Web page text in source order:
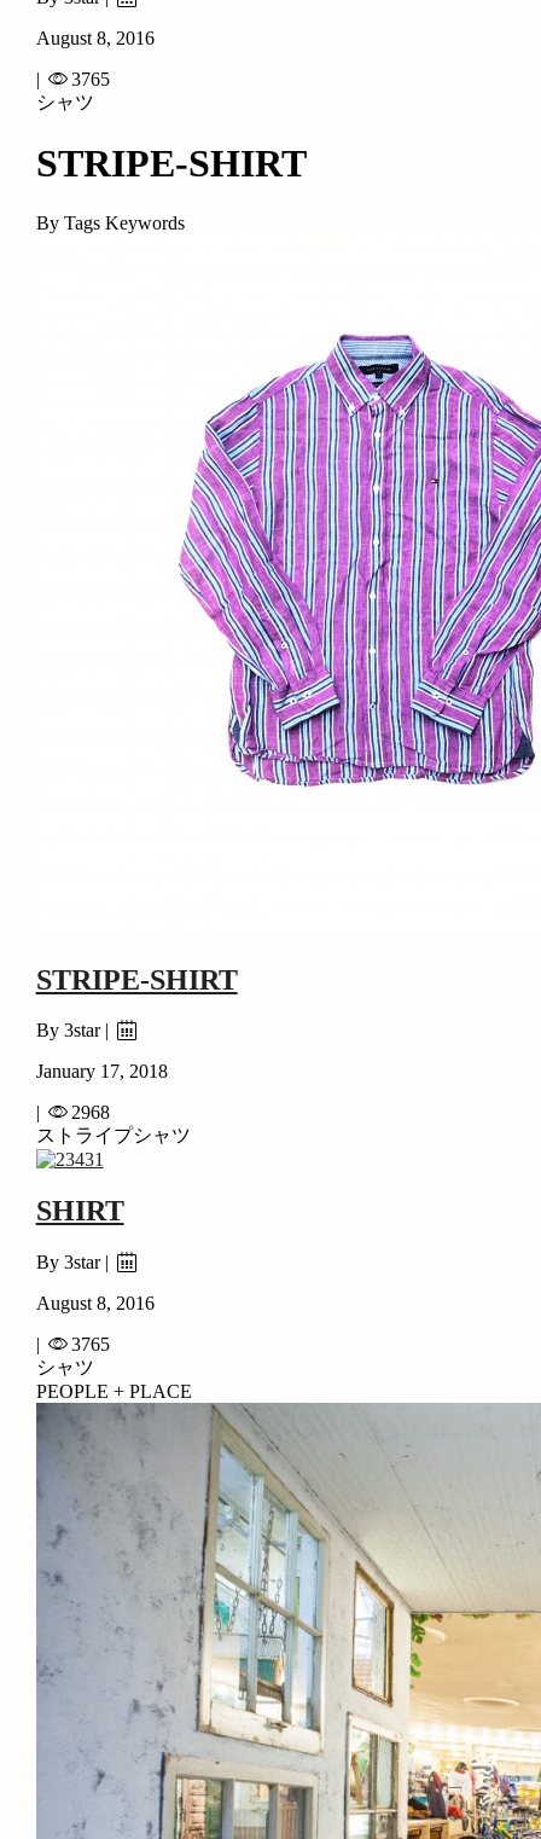
August 8, 2016
|
3765
シャツ
STRIPE-SHIRT
By Tags Keywords
STRIPE-SHIRT
By 3star |
January 17, 2018
2968
ストライプシャツ
SHIRT
By 3star |
August 8, 2016
|
3765
シャツ
PEOPLE + PLACE